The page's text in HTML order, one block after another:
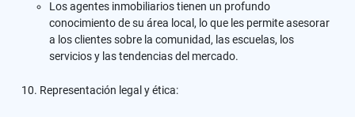
Los agentes inmobiliarios tienen un profundo
conocimiento de su área local, lo que les permite asesorar
a los clientes sobre la comunidad, las escuelas, los
servicios y las tendencias del mercado.
Representación legal y ética: